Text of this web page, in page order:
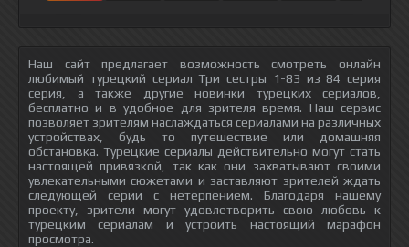
Наш сайт предлагает возможность смотреть онлайн
любимый турецкий сериал Три сестры 1-83 из 84 серия
серия, а также другие новинки турецких сериалов,
бесплатно и в удобное для зрителя время. Наш сервис
позволяет зрителям наслаждаться сериалами на различных
устройствах, будь то путешествие или домашняя
обстановка. Турецкие сериалы действительно могут стать
настоящей привязкой, так как они захватывают своими
увлекательными сюжетами и заставляют зрителей ждать
следующей серии с нетерпением. Благодаря нашему
проекту, зрители могут удовлетворить свою любовь к
турецким сериалам и устроить настоящий марафон
просмотра.